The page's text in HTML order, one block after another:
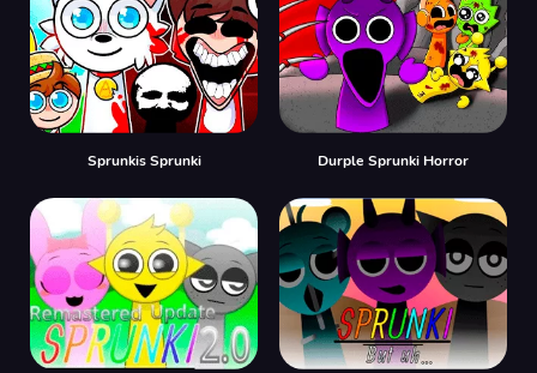
Sprunkis Sprunki Durple Sprunki Horror